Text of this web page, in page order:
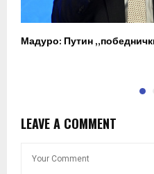
Мадуро: Путин
LEAVE A COMMENT